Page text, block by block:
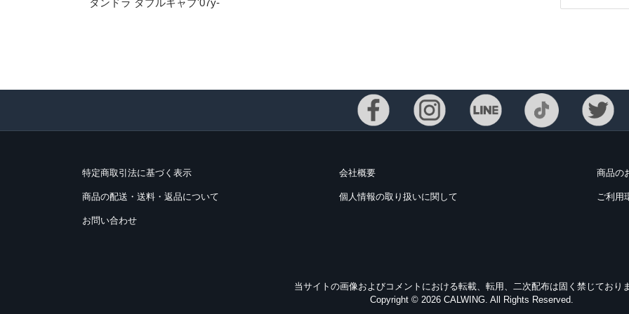
タンドラ ダブルキャブ'07y-
特定商取引法に基づく表示 会社概要 商品の
商品の配送・送料・返品について 個人情報の取り扱いに関して ご利用
お問い合わせ
当サイトの画像およびコメントにおける転載、転用、二次配布は固く禁じておりま
Copyright © 2026 CALWING. All Rights Reserved.